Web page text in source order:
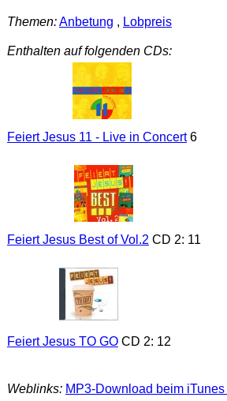
Themen:Anbetung , Lobpreis
Enthalten auf folgenden CDs:
Feiert Jesus 11 - Live in Concert6
Feiert Jesus Best of Vol.2 CD 2: 11
Feiert Jesus TO GOCD 2: 12
Weblinks: MP3-Download beim